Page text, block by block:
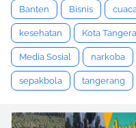
Banten Bisnis
kesehatan Kota
Media Sosial narkoba
sepakbola tangerang